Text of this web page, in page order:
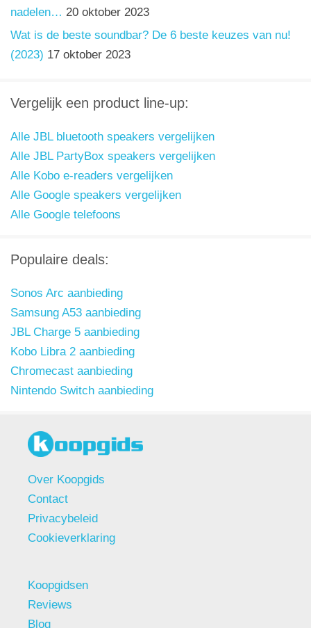
nadelen… 20 oktober 2023
Wat is de beste soundbar? De 6 beste keuzes van nu!
(2023) 17 oktober 2023
Vergelijk een product line-up:
Alle JBL bluetooth speakers vergelijken
Alle JBL PartyBox speakers vergelijken
Alle Kobo e-readers vergelijken
Alle Google speakers vergelijken
Alle Google telefoons
Populaire deals:
Sonos Arc aanbieding
Samsung A53 aanbieding
JBL Charge 5 aanbieding
Kobo Libra 2 aanbieding
Chromecast aanbieding
Nintendo Switch aanbieding
Over Koopgids
Contact
Privacybeleid
Cookieverklaring
Koopgidsen
Reviews
Blog